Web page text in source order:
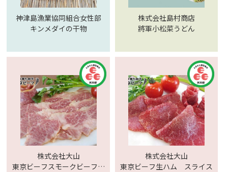
神津島漁業協同組合女性部
キンメダイの干物
株式会社島村商店
將軍小松菜うどん
株式会社大山
東京ビーフスモークビーフ
株式会社大山
東京ビーフ生ハム スライス